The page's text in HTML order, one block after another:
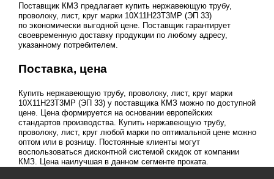
Поставщик КМЗ предлагает купить нержавеющую трубу,
проволоку, лист, круг марки 10Х11Н23Т3МР (ЭП 33)
по экономически выгодной цене. Поставщик гарантирует
своевременную доставку продукции по любому адресу,
указанному потребителем.
Поставка, цена
Купить нержавеющую трубу, проволоку, лист, круг марки
10Х11Н23Т3МР (ЭП 33) у поставщика КМЗ можно по доступной
цене. Цена формируется на основании европейских
стандартов производства. Купить нержавеющую трубу,
проволоку, лист, круг любой марки по оптимальной цене можно
оптом или в розницу. Постоянные клиенты могут
воспользоваться дисконтной системой скидок от компании
КМЗ. Цена наилучшая в данном сегменте проката.